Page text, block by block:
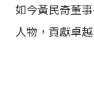
如今黃民奇董
人物，貢獻卓越